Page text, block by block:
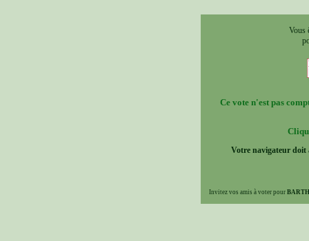
Vous
Ce vote n'est pas
Votre navigateur doit
Invitez vos amis à voter pour